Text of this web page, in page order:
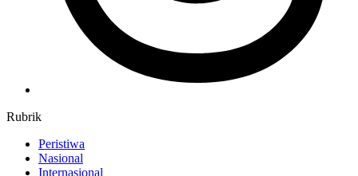
Rubrik
Peristiwa
Nasional
Internasional